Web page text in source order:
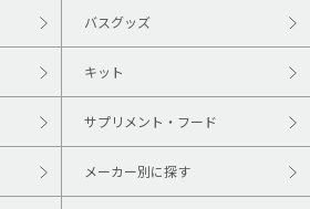
バスグッズ
キット
サプリメント・フード
メーカー別に探す